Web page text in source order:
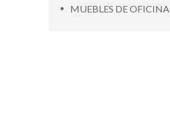
MUEBLES DE OFICINA